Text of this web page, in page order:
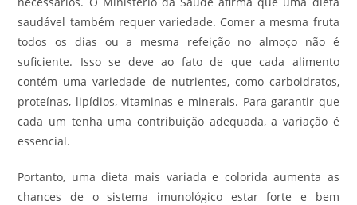
saudável também requer variedade. Comer a mesma fruta
todos os dias ou a mesma refeição no almoço não é
suficiente. Isso se deve ao fato de que cada alimento
contém uma variedade de nutrientes, como carboidratos,
proteínas, lipídios, vitaminas e minerais. Para garantir que
cada um tenha uma contribuição adequada, a variação é
essencial.
Portanto, uma dieta mais variada e colorida aumenta as
chances de o sistema imunológico estar forte e bem